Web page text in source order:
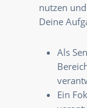
nutzen
Deine
Als
Ein